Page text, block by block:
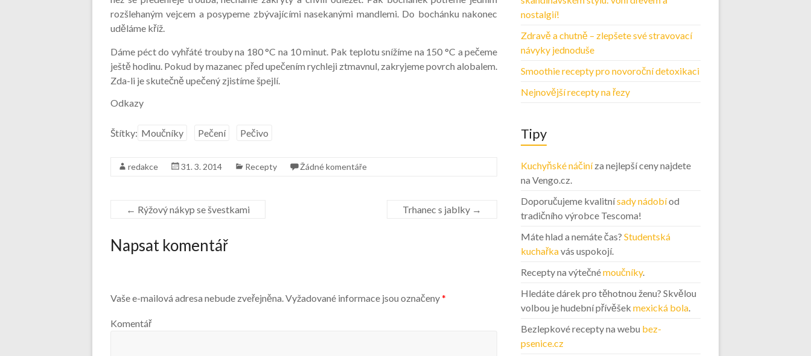
rozšlehaným vejcem a posypeme zbývajícími nasekanými mandlemi. Do bochánku nakonec
uděláme kříž.
Dáme péct do vyhřáté trouby na 180 °C na 10 minut. Pak teplotu snížíme na 150 °C a pečeme
ještě hodinu. Pokud by mazanec před upečením rychleji ztmavnul, zakryjeme povrch alobalem.
Zda-li je skutečně upečený zjistíme špejlí.
Odkazy
Štítky: Moučníky Pečení Pečivo
redakce 31. 3. 2014 Recepty Žádné komentáře
← Rýžový nákyp se švestkami Trhanec s jablky →
Napsat komentář
Vaše e-mailová adresa nebude zveřejněna.Vyžadované informace jsou označeny*
Komentář
nostalgií!
Zdravě a chutně – zlepšete své stravovací
návyky jednoduše
Smoothie recepty pro novoroční detoxikaci
Nejnovější recepty na řezy
Tipy
Kuchyňské náčiníza nejlepší ceny najdete
na Vengo.cz.
Doporučujeme kvalitnísady nádobíod
tradičního výrobce Tescoma!
Máte hlad a nemáte čas? Studentská
kuchařkavás uspokojí.
Recepty na výtečnémoučníky.
Hledáte dárek pro těhotnou ženu? Skvělou
volbou je hudební přívěšek mexická bola.
Bezlepkové recepty na webu bez-
psenice.cz